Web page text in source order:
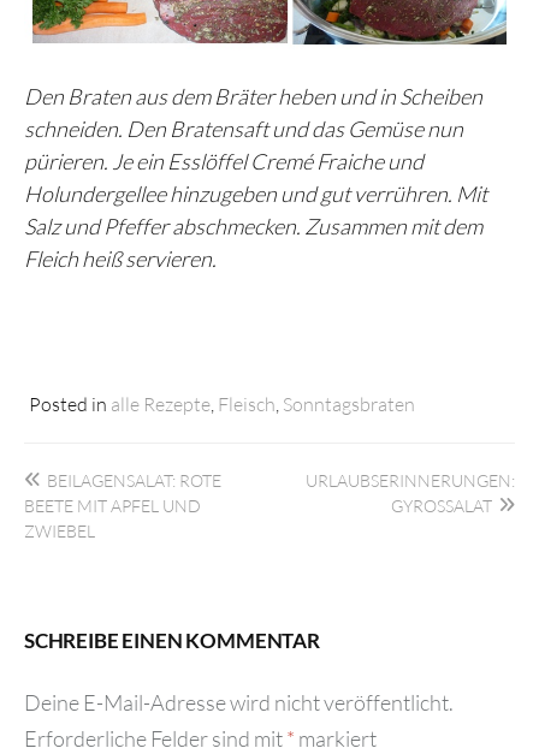
Den Braten aus dem Bräter heben und in Scheiben
schneiden. Den Bratensaft und das Gemüse nun
pürieren. Je ein Esslöffel Cremé Fraiche und
Holundergellee hinzugeben und gut verrühren. Mit
Salz und Pfeffer abschmecken. Zusammen mit dem
Fleich heiß servieren.
Posted in alle Rezepte Fleisch Sonntagsbraten
Beitragsnavigation
BEILAGENSALAT: ROTE
BEETE MIT APFEL UND
ZWIEBEL
URLAUBSERINNERUNGEN:
GYROSSALAT
SCHREIBE EINEN KOMMENTAR
Deine E-Mail-Adresse wird nicht veröffentlicht.
Erforderliche Felder sind mit* markiert